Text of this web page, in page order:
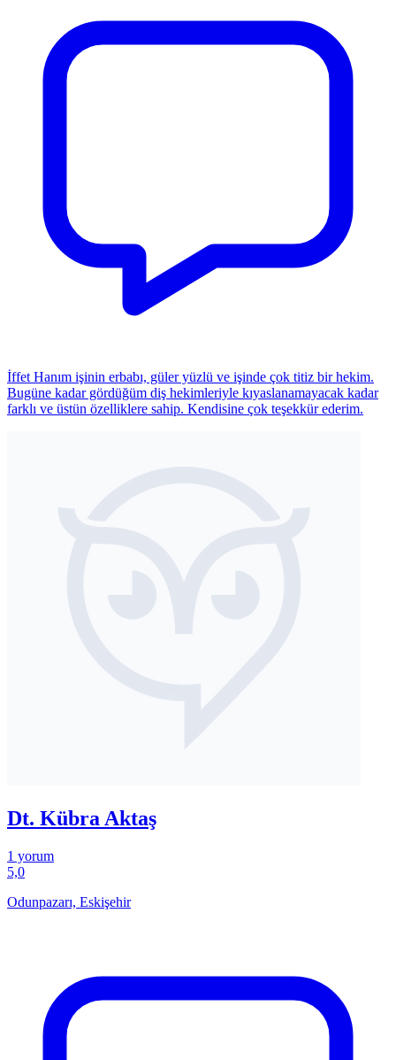
İffet Hanım işinin erbabı, güler yüzlü ve işinde çok titiz bir hekim.
Bugüne kadar gördüğüm diş hekimleriyle kıyaslanamayacak kadar
farklı ve üstün özelliklere sahip. Kendisine çok teşekkür ederim.
Dt. Kübra Aktaş
1 yorum
5,0
Odunpazarı, Eskişehir